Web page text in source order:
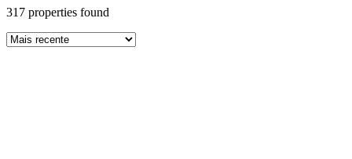
317 properties found